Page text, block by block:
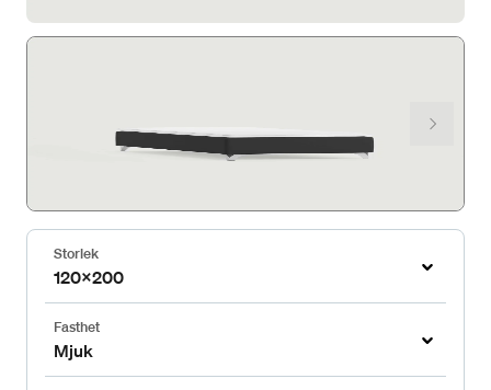
Storlek
120x200
Fasthet
Mjuk